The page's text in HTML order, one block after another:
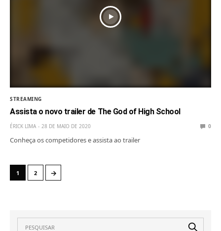
STREAMING
Assista o novo trailer de The God of High School
ÉRICK LIMA 28 DE MAIO DE 2020 0
Conheça os competidores e assista ao trailer
1 2 →